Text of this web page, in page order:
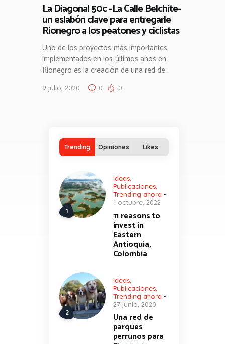
La Diagonal 50c -La Calle Belchite-
un eslabón clave para entregarle
Rionegro a los peatones y ciclistas
Uno de los proyectos más importantes
implementados en los últimos años en
Rionegro es la creación de una red de…
9 julio, 2020 0 0
Trending Opiniones Likes
Ideas,
Publicaciones,
Trending ahora
1 octubre, 2022
11 reasons to
invest in
Eastern
Antioquia,
Colombia
Ideas,
Publicaciones,
Trending ahora
27 junio, 2020
Una red de
parques
perrunos para